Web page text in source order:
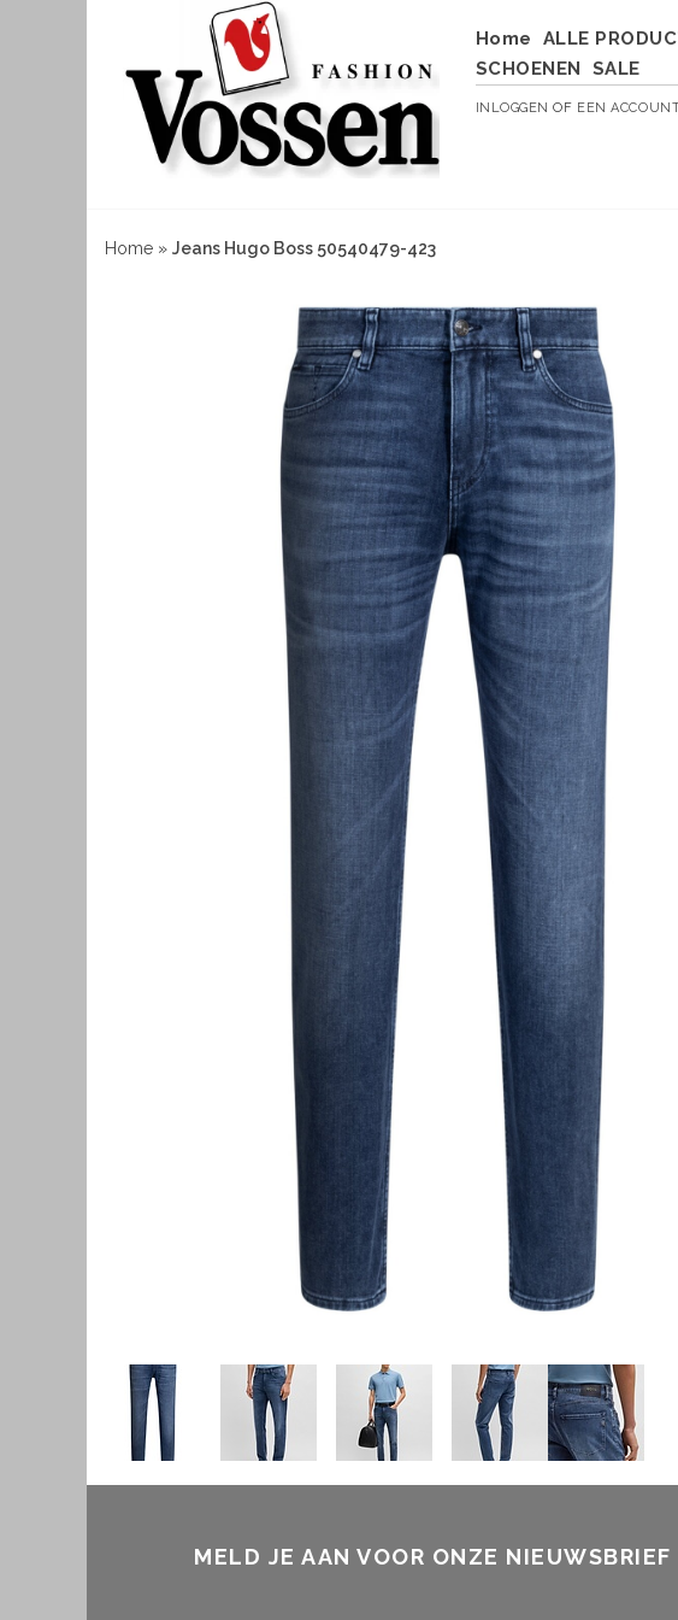
Home ALLE
SCHOENEN
SALE
INLOGGEN OF EEN
Home » Jeans Hugo Boss 50540479-423
MELD JE AAN VOOR ONZE NIEUWSBRIEF